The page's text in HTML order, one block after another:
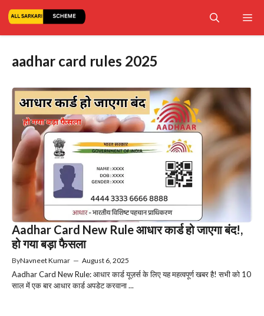
aadhar card rules 2025
Aadhar Card New Rule आधार कार्ड हो जाएगा बंद!,
हो गया बड़ा फैसला
ByNavneet Kumar — August 6, 2025
Aadhar Card New Rule: आधार कार्ड यूज़र्स के लिए यह महत्वपूर्ण खबर है! सभी को 10
साल में एक बार आधार कार्ड अपडेट करवाना ...